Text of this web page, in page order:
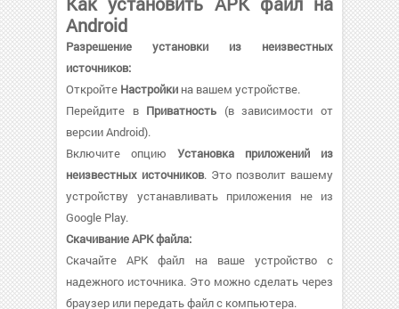
Android
Разрешение установки из неизвестных
источников:
Откройте Настройки на вашем устройстве.
Перейдите в Приватность (в зависимости от
версии Android).
Включите опцию Установка приложений из
неизвестных источников. Это позволит вашему
устройству устанавливать приложения не из
Google Play.
Скачивание APK файла:
Скачайте APK файл на ваше устройство с
надежного источника. Это можно сделать через
браузер или передать файл с компьютера.